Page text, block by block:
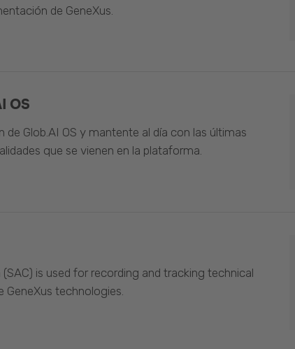
de GeneXus.
OS
Glob.AI OS y mantente al día con las últimas
que se vienen en la plataforma.
is used for recording and tracking technical
GeneXus technologies.